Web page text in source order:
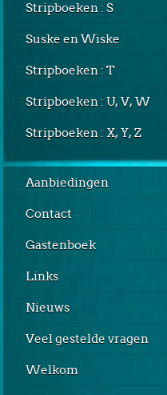
Stripboeken : S
Suske en Wiske
Stripboeken : T
Stripboeken : U, V, W
Stripboeken : X, Y, Z
Aanbiedingen
Contact
Gastenboek
Links
Nieuws
Veel gestelde vragen
Welkom